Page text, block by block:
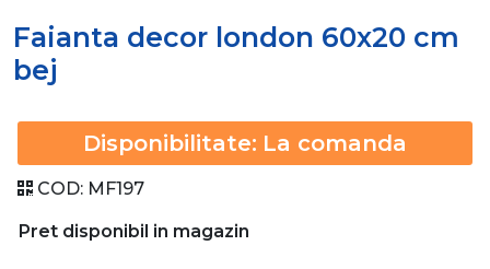
Faianta decor london 60x20 cm
bej
Disponibilitate: La comanda
COD: MF197
Pret disponibil in magazin